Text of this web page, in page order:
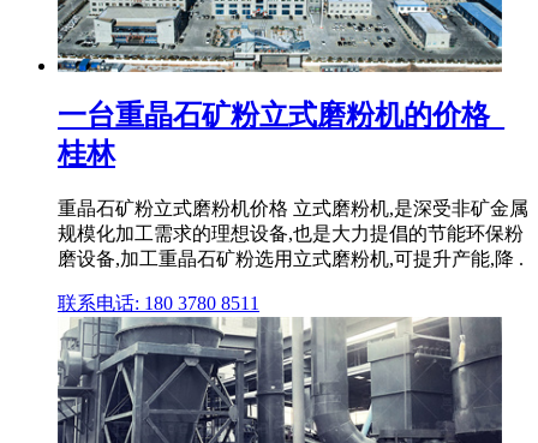
一台重晶石矿粉立式磨粉机的价格_
桂林
重晶石矿粉立式磨粉机价格 立式磨粉机,是深受非矿金属
规模化加工需求的理想设备,也是大力提倡的节能环保粉
磨设备,加工重晶石矿粉选用立式磨粉机,可提升产能,降 .
联系电话: 180 3780 8511